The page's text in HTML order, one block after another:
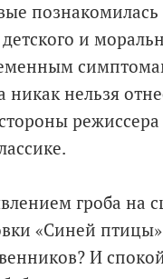
и
никак нельзя
гроба на
«Синей
И